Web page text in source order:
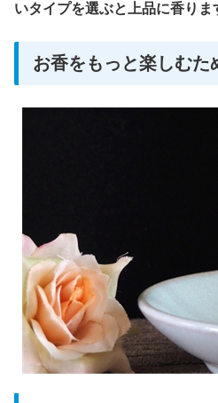
いタイプを選ぶと上品に香りま
お香をもっと楽しむた